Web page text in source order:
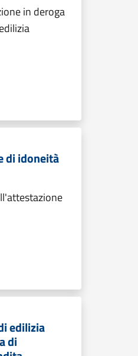
in deroga
di idoneità
edilizia
di